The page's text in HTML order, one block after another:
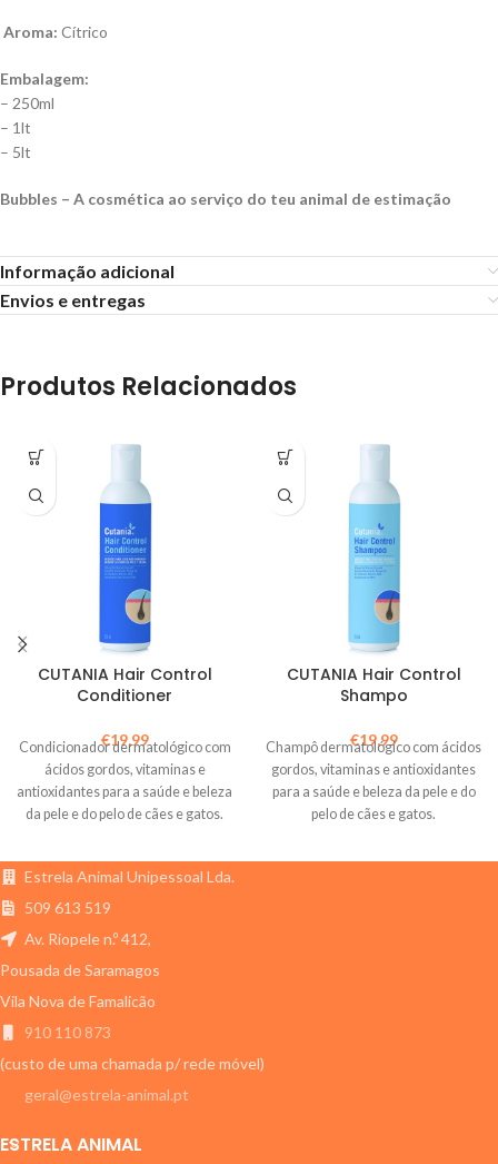
Aroma: Cítrico
Embalagem:
– 250ml
– 1lt
– 5lt
Bubbles – A cosmética ao serviço do teu animal de estimação
Informação adicional
Envios e entregas
Produtos Relacionados
CUTANIA Hair Control
Conditioner
€19,99
Condicionador dermatológico com
ácidos gordos, vitaminas e
antioxidantes para a saúde e beleza
da pele e do pelo de cães e gatos.
CUTANIA Hair Control
Shampo
€19,99
Champô dermatológico com ácidos
gordos, vitaminas e antioxidantes
para a saúde e beleza da pele e do
pelo de cães e gatos.
Estrela Animal Unipessoal Lda.
509 613 519
Av. Riopele n.º 412,
Pousada de Saramagos
Vila Nova de Famalicão
910 110 873
(custo de uma chamada p/ rede móvel)
geral@estrela-animal.pt
ESTRELA ANIMAL